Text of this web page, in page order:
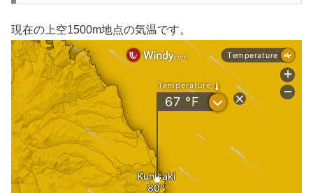
現在の上空1500m地点の気温です。